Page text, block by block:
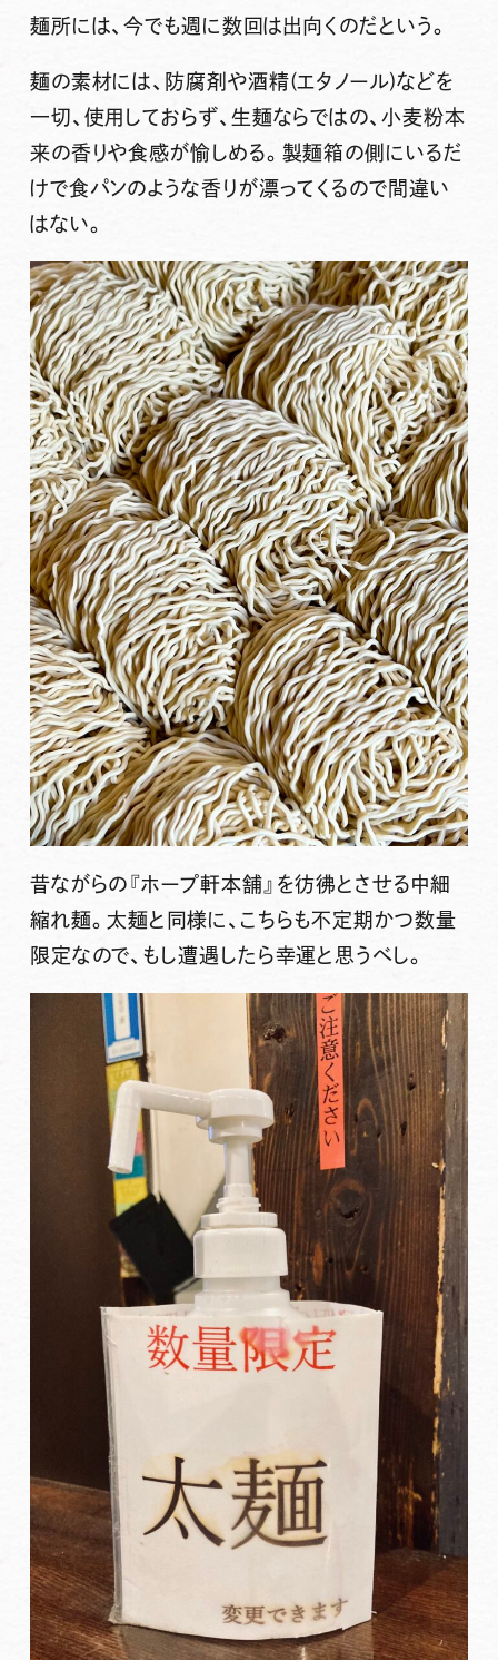
麺所には、今でも週に数回は出向くのだという。
麺の素材には、防腐剤や酒精(エタノール)などを
一切、使用しておらず、生麺ならではの、小麦粉本
来の香りや食感が愉しめる。製麺箱の側にいるだ
けで食パンのような香りが漂ってくるので間違い
はない。
昔ながらの『ホープ軒本舗』を彷彿とさせる中細
縮れ麺。太麺と同様に、こちらも不定期かつ数量
限定なので、もし遭遇したら幸運と思うべし。